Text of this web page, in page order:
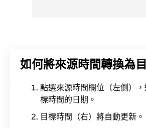
如何將來源時間轉換為
點選來源時間欄位（左側）
標時間的日期。
目標時間（右）將自動更新。